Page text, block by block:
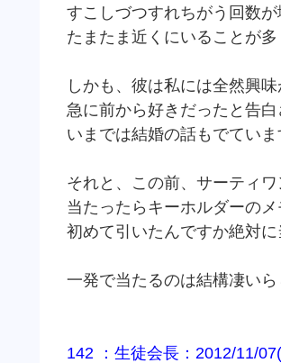
すこしづつすれちがう回数が
たまたま近くにいることが多
しかも、彼は私には全然興
急に前から好きだったと告
いまでは結婚の話もでていま
それと、この前、サーティ
当たったらキーホルダーの
初めて引いたんですか絶対
一発で当たるのは結構凄いら
142 ：生徒会長：2012/11/